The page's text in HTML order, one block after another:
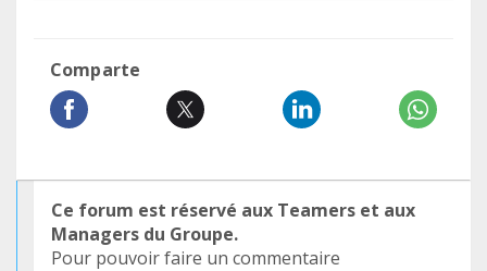
Comparte
Ce forum est réservé aux Teamers et aux
Managers du Groupe.
Pour pouvoir faire un commentaire